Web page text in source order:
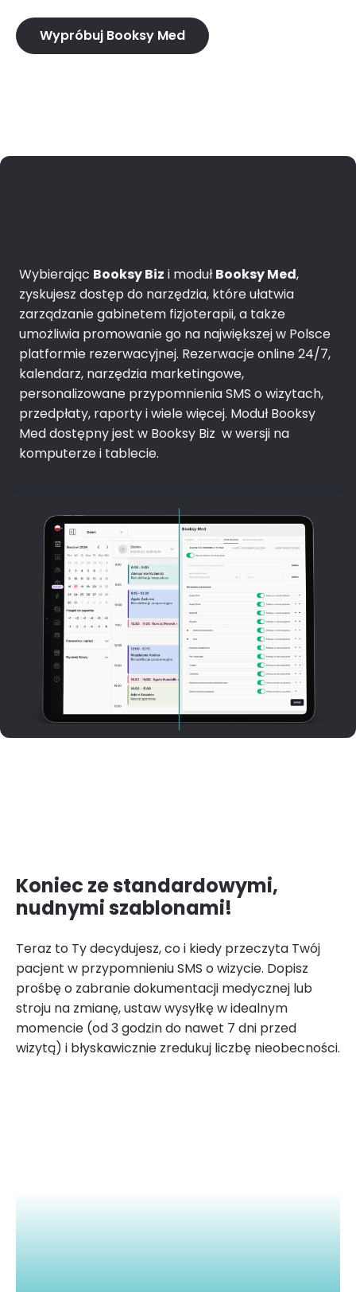
Wypróbuj Booksy Med
Wybierając Booksy Biz i modułBooksy Med,
zyskujesz dostęp do narzędzia, które ułatwia
zarządzanie gabinetem fizjoterapii, a także
umożliwia promowanie go na największej w Polsce
platformie rezerwacyjnej. Rezerwacje online 24/7,
kalendarz, narzędzia marketingowe,
personalizowane przypomnienia SMS o wizytach,
przedpłaty, raporty i wiele więcej. Moduł Booksy
Med dostępny jest w Booksy Biz w wersji na
komputerze i tablecie.
Koniec ze standardowymi,
nudnymi szablonami!
Teraz to Ty decydujesz, co i kiedy przeczyta Twój
pacjent w przypomnieniu SMS o wizycie. Dopisz
prośbę o zabranie dokumentacji medycznej lub
stroju na zmianę, ustaw wysyłkę w idealnym
momencie (od 3 godzin do nawet 7 dni przed
wizytą) i błyskawicznie zredukuj liczbę nieobecności.